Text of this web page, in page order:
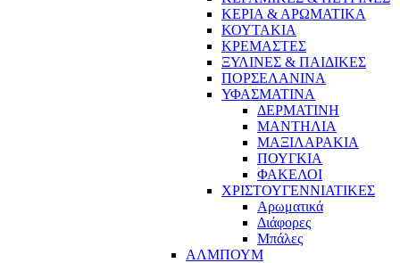
ΚΕΡΙΑ & ΑΡΩΜΑΤΙΚΑ
ΚΟΥΤΑΚΙΑ
ΚΡΕΜΑΣΤΕΣ
ΞΥΛΙΝΕΣ & ΠΑΙΔΙΚΕΣ
ΠΟΡΣΕΛΑΝΙΝΑ
ΥΦΑΣΜΑΤΙΝA
ΔΕΡΜΑΤΙΝΗ
ΜΑΝΤΗΛΙΑ
ΜΑΞΙΛΑΡΑΚΙΑ
ΠΟΥΓΚΙΑ
ΦΑΚΕΛΟΙ
ΧΡΙΣΤΟΥΓΕΝΝΙΑΤΙΚΕΣ
Αρωματικά
Διάφορες
Μπάλες
ΑΛΜΠΟΥΜ